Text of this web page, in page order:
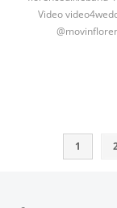
Video
1